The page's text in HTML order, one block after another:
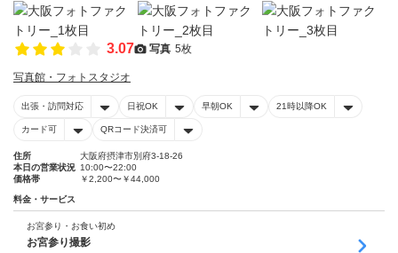
3.07 写真 5枚
写真館・フォトスタジオ
出張・訪問対応 日祝OK 早朝OK 21時以降OK
カード可 QRコード決済可
住所
大阪府摂津市別府3-18-26
本日の営業状況 10:00〜22:00
価格帯
￥2,200〜￥44,000
料金・サービス
お宮参り・お食い初め
お宮参り撮影